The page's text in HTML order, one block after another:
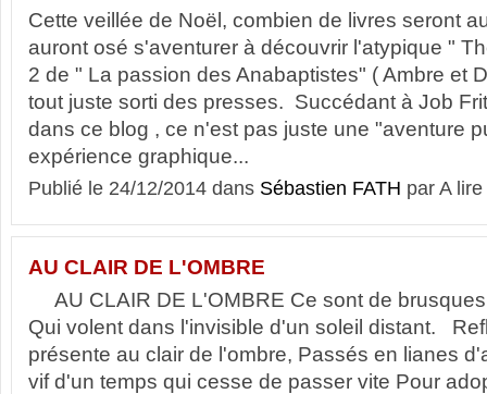
Cette veillée de Noël, combien de livres seront
auront osé s'aventurer à découvrir l'atypique "
2 de " La passion des Anabaptistes" ( Ambre et
tout juste sorti des presses. Succédant à Job
dans ce blog , ce n'est pas juste une "aventure
expérience graphique...
Publié le 24/12/2014 dans Sébastien FATH par A
AU CLAIR DE L'OMBRE
AU CLAIR DE L'OMBRE Ce sont de
Qui volent dans l'invisible d'un soleil distant.
présente au clair de l'ombre, Passés en lianes
vif d'un temps qui cesse de passer vite Pour